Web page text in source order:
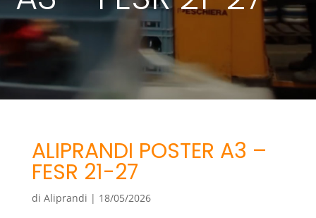
ALIPRANDI POSTER A3 –
FESR 21-27
di Aliprandi | 18/05/2026